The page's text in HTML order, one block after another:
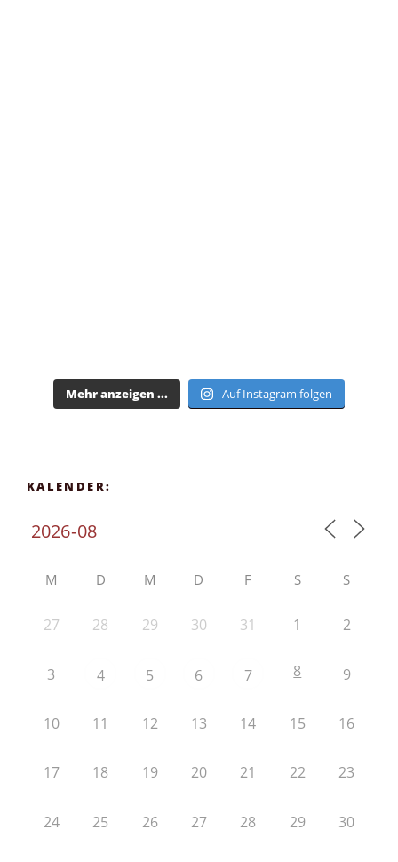
Mehr anzeigen ... Auf Instagram folgen
KALENDER:
M D M D F S S
27 28 29 30 31 1 2
3 4 5 6 7 8 9
10 11 12 13 14 15 16
17 18 19 20 21 22 23
24 25 26 27 28 29 30